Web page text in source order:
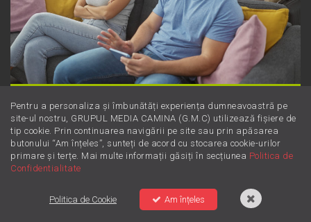
Dincolo de supărare: Este furie sau
iritare? Învață să le diferențiezi
Pentru a personaliza și îmbunătăți experiența dumneavoastră pe
site-ul nostru, GRUPUL MEDIA CAMINA (G.M.C) utilizează fișiere de
tip cookie. Prin continuarea navigării pe site sau prin apăsarea
butonului “Am înțeles”, sunteți de acord cu stocarea cookie-urilor
primare și terțe. Mai multe informații găsiți în secțiunea Politica de
Confidentialitate
Politica de Cookie Am înțeles